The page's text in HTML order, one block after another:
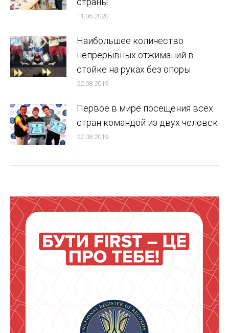
11.06.2020
Наибольшее количество
непрерывных отжиманий в
стойке на руках без опоры
22.08.2019
Первое в мире посещения всех
стран командой из двух человек
22.08.2019